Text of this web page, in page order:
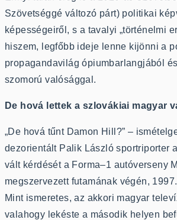
Szövetséggé változó párt) politikai
képességeiről, s a tavalyi „történelmi
hiszem, legfőbb ideje lenne kijönni a
propagandavilág ópiumbarlangjából
szomorú valósággal.
De hová lettek a szlovákiai magyar
„De hová tűnt Damon Hill?” –
dezorientált Palik László sportriporter
vált kérdését a Forma–1 autóverseny
megszervezett futamának végén,
Mint ismeretes, az akkori magyar
valahogy lekéste a második helyen